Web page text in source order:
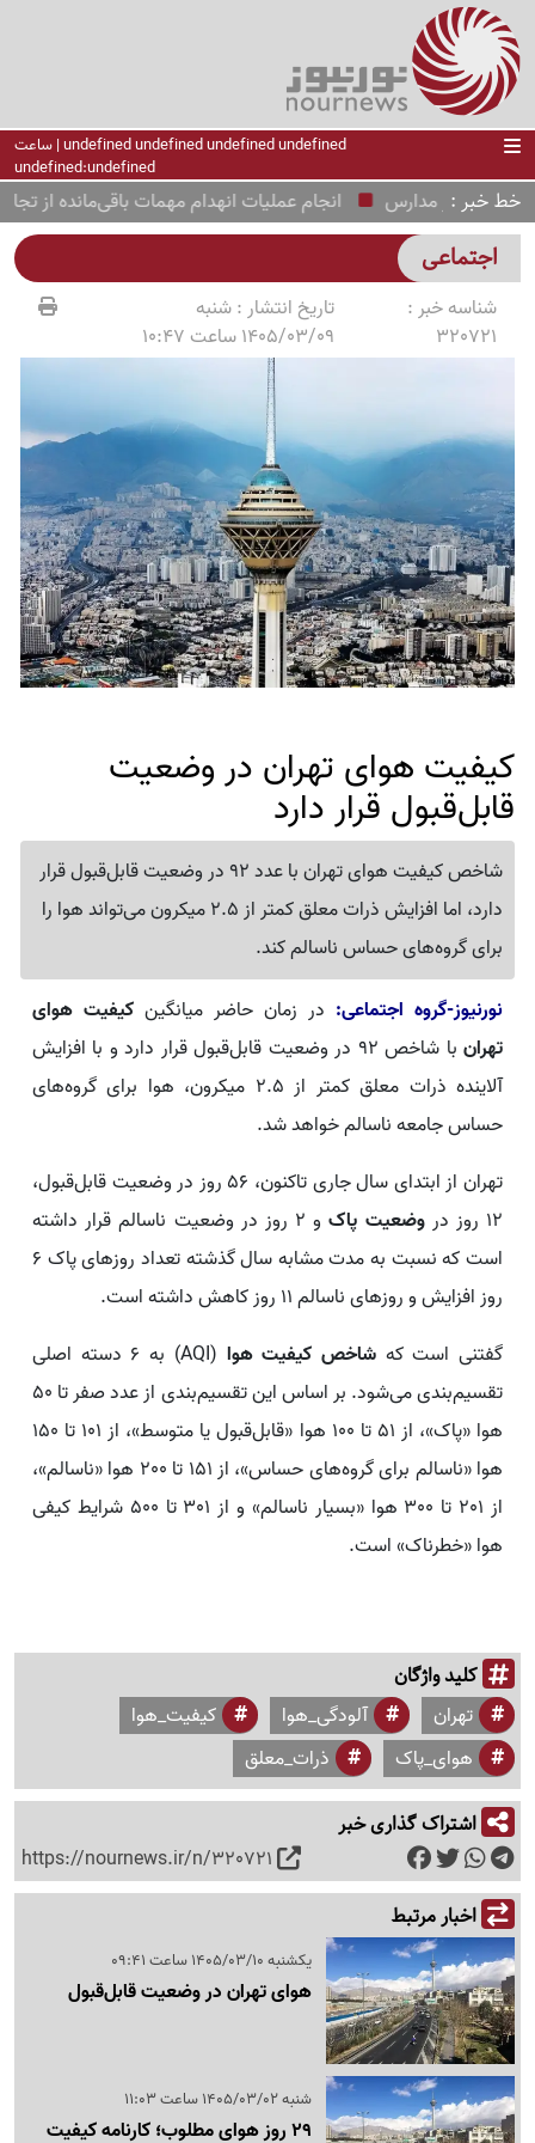
undefined undefined undefined undefined | ساعت
undefined:undefined
خط خبر انجام عملیات انهدام مهمات باقی‌مانده از در مدارس
اجتماعی
شناسه خبر :
320721
تاریخ انتشار :شنبه
1405/03/09 ساعت 10:47
کیفیت هوای تهران در وضعیت
قابل‌قبول قرار دارد
شاخص کیفیت هوای تهران با عدد 92 در وضعیت قابل‌قبول قرار
دارد، اما افزایش ذرات معلق کمتر از 2.5 میکرون می‌تواند هوا را
برای گروه‌های حساس ناسالم کند.
نورنیوز-گروه اجتماعی: در زمان حاضر میانگین کیفیت هوای
تهران
با شاخص 92 در وضعیت قابل‌قبول قرار دارد و با افزایش
آلاینده ذرات معلق کمتر از 2.5 میکرون، هوا برای گروه‌های
حساس جامعه ناسالم خواهد شد.
تهران از ابتدای سال جاری تاکنون، 56 روز در وضعیت قابل‌قبول،
12 روز در
وضعیت پاک
و 2 روز در وضعیت ناسالم قرار داشته
است که نسبت به مدت مشابه سال گذشته تعداد روزهای پاک 6
روز افزایش و روزهای ناسالم 11 روز کاهش داشته است.
گفتنی است کهشاخص کیفیت هوا
(AQI) به 6 دسته اصلی
تقسیم‌بندی می‌شود. بر اساس این تقسیم‌بندی از عدد صفر تا 50
هوا «پاک»، از 51 تا 100 هوا «قابل‌قبول یا متوسط»، از 101 تا 150
هوا «ناسالم برای گروه‌های حساس»، از 151 تا 200 هوا «ناسالم»،
از 201 تا 300 هوا «بسیار ناسالم» و از 301 تا 500 شرایط کیفی
هوا «خطرناک» است.
کلید واژگان
تهران آلودگی_هوا
کیفیت_هوا
هوای_پاک
ذرات_معلق
اشتراک گذاری خبر
https://nournews.ir/n/320721
اخبار مرتبط
یکشنبه 1405/03/10 ساعت 09:41
هوای تهران در وضعیت قابل‌قبول
شنبه 1405/03/02 ساعت 11:03
29 روز هوای مطلوب؛ کارنامه کیفیت